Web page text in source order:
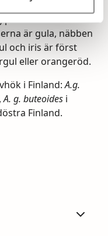
tvärränder blir
är gula, näbben
och iris är först
eller orangeröd.
i Finland:A.g.
A. g. buteoidesi
Finland.